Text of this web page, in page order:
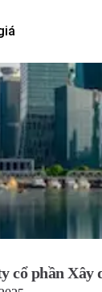
cổ phần Xây